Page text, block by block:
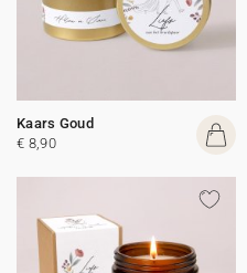
Kaars Goud
€ 8,90